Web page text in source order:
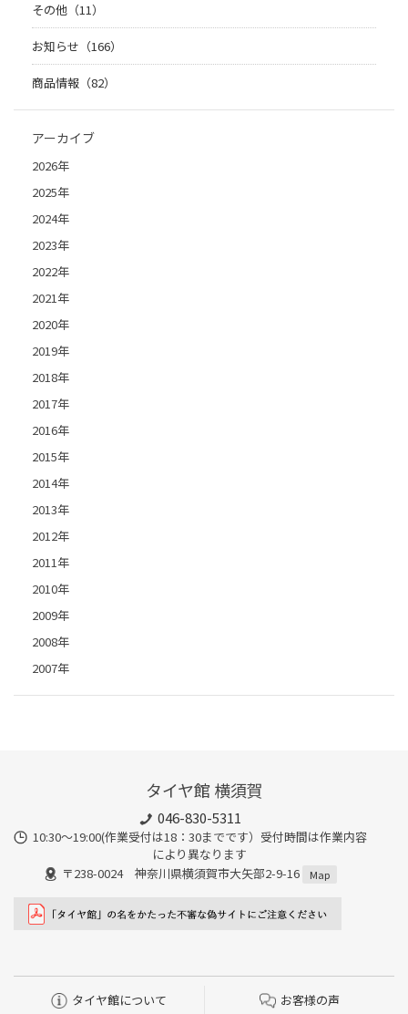
その他（11）
お知らせ（166）
商品情報（82）
アーカイブ
2026年
2025年
2024年
2023年
2022年
2021年
2020年
2019年
2018年
2017年
2016年
2015年
2014年
2013年
2012年
2011年
2010年
2009年
2008年
2007年
タイヤ館 横須賀
046-830-5311
10:30～19:00(作業受付は18：30までです）受付時間は作業内容
により異なります
〒238-0024 神奈川県横須賀市大矢部2-9-16
Map
タイヤ館について お客様の声